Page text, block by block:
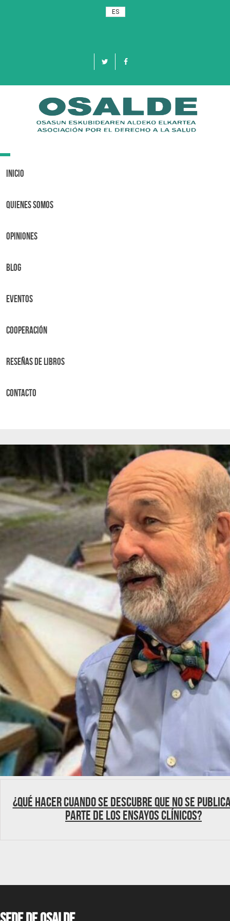
ES
Toggle
Inicio
Quienes Somos
OPINIONES
BLOG
Eventos
Cooperación
Reseñas de libros
Contacto
¿Qué hacer cuando se descubre que no se
parte de los ensayos clínicos?